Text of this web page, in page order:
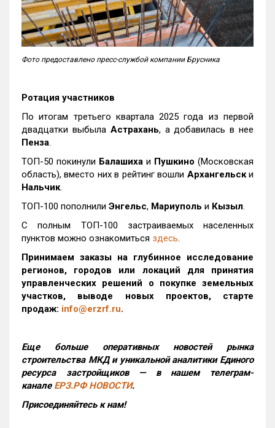
Фото предоставлено пресс-службой компании Брусника
Ротация участников
По итогам третьего квартала 2025 года из первой
двадцатки выбыла Астрахань, а добавилась в нее
Пенза.
ТОП-50 покинули Балашиха и Пушкино (Московская
область), вместо них в рейтинг вошли Архангельски
Нальчик.
ТОП-100 пополнили Энгельс, Мариуполь и Кызыл.
С полным ТОП-100 застраиваемых населенных
пунктов можно ознакомиться здесь.
Принимаем заказы на глубинное исследование
регионов, городов или локаций для принятия
управленческих решений о покупке земельных
участков, выводе новых проектов, старте
продаж: info@erzrf.ru.
Еще больше оперативных новостей рынка
строительства МКД и уникальной аналитики Единого
ресурса застройщиков — в нашем телеграм-
канале ЕРЗ.РФ НОВОСТИ.
Присоединяйтесь к нам!